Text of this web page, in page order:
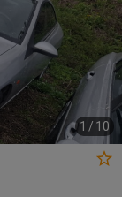
1 / 10